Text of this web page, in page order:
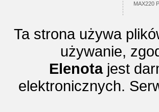
MAX220
Ta strona używa
używanie,
Elenotajest
elektronicznych.